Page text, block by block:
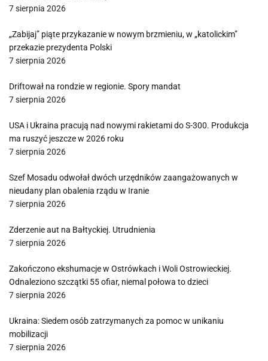
7 sierpnia 2026
„Zabijaj” piąte przykazanie w nowym brzmieniu, w „katolickim”
przekazie prezydenta Polski
7 sierpnia 2026
Driftował na rondzie w regionie. Spory mandat
7 sierpnia 2026
USA i Ukraina pracują nad nowymi rakietami do S-300. Produkcja
ma ruszyć jeszcze w 2026 roku
7 sierpnia 2026
Szef Mosadu odwołał dwóch urzędników zaangażowanych w
nieudany plan obalenia rządu w Iranie
7 sierpnia 2026
Zderzenie aut na Bałtyckiej. Utrudnienia
7 sierpnia 2026
Zakończono ekshumacje w Ostrówkach i Woli Ostrowieckiej.
Odnaleziono szczątki 55 ofiar, niemal połowa to dzieci
7 sierpnia 2026
Ukraina: Siedem osób zatrzymanych za pomoc w unikaniu
mobilizacji
7 sierpnia 2026